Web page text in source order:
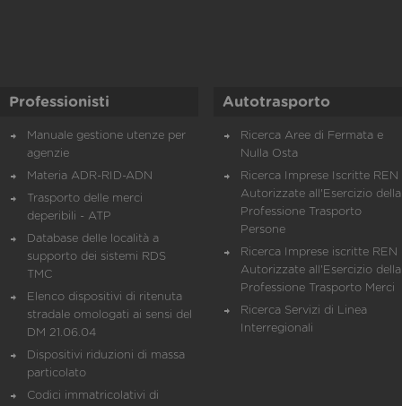
Professionisti
Manuale gestione utenze per
agenzie
Materia ADR-RID-ADN
Trasporto delle merci
deperibili - ATP
Database delle località a
supporto dei sistemi RDS
TMC
Elenco dispositivi di ritenuta
stradale omologati ai sensi del
DM 21.06.04
Dispositivi riduzioni di massa
particolato
Codici immatricolativi di
Autotrasporto
Ricerca Aree di Fermata e
Nulla Osta
Ricerca Imprese Iscritte REN
Autorizzate all'Esercizio della
Professione Trasporto
Persone
Ricerca Imprese iscritte REN
Autorizzate all'Esercizio della
Professione Trasporto Merci
Ricerca Servizi di Linea
Interregionali